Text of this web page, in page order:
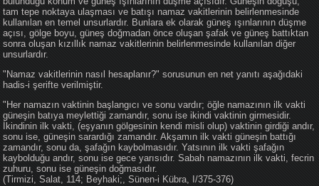
tam tepe noktaya ulaşması ve batışı namaz vakitlerinin belirlenmesinde
kullanılan en temel unsurlardır. Bunlara ek olarak güneş ışınlarının düşme
açısı, gölge boyu, güneş doğmadan önce oluşan şafak ve güneş battıktan
sonra oluşan kızıllık namaz vakitlerinin belirlenmesinde kullanılan diğer
unsurlardır.
"Namaz vakitlerinin nasıl hesaplanır?" sorusunun en net yanıtı aşağıdaki
hadis-i şerifte verilmiştir.
"Her namazın vaktinin başlangıcı ve sonu vardır; öğle namazının ilk vakti
güneşin batıya meylettiği zamandır, sonu ise ikindi vaktinin girmesidir.
İkindinin ilk vakti, (eşyanın gölgesinin kendi misli olup) vaktinin girdiği andır,
sonu ise, güneşin sarardığı zamandır. Akşamın ilk vakti güneşin battığı
zamandır, sonu da, şafağın kaybolmasıdır. Yatsının ilk vakti şafağın
kaybolduğu andır, sonu ise gece yarısıdır. Sabah namazının ilk vakti, fecrin
zuhuru, sonu ise güneşin doğmasıdır.
(Tirmizi, Salat, 114; Beyhaki;, Sünen-i Kübra, I/375-376)